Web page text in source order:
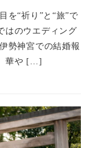
を“祈り”と“旅”で
はのウエディング
勢神宮での結婚報
華や […]